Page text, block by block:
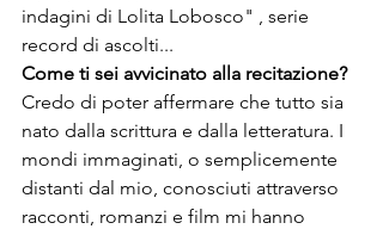
indagini di Lolita Lobosco" , serie
record di ascolti...
Come ti sei avvicinato alla recitazione?
Credo di poter affermare che tutto sia
nato dalla scrittura e dalla letteratura. I
mondi immaginati, o semplicemente
distanti dal mio, conosciuti attraverso
racconti, romanzi e film mi hanno